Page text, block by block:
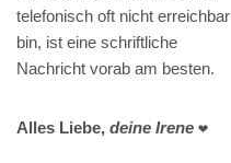
telefonisch oft nicht erreichbar
bin, ist eine schriftliche
Nachricht vorab am besten.
Alles Liebe, deine Irene ❤️